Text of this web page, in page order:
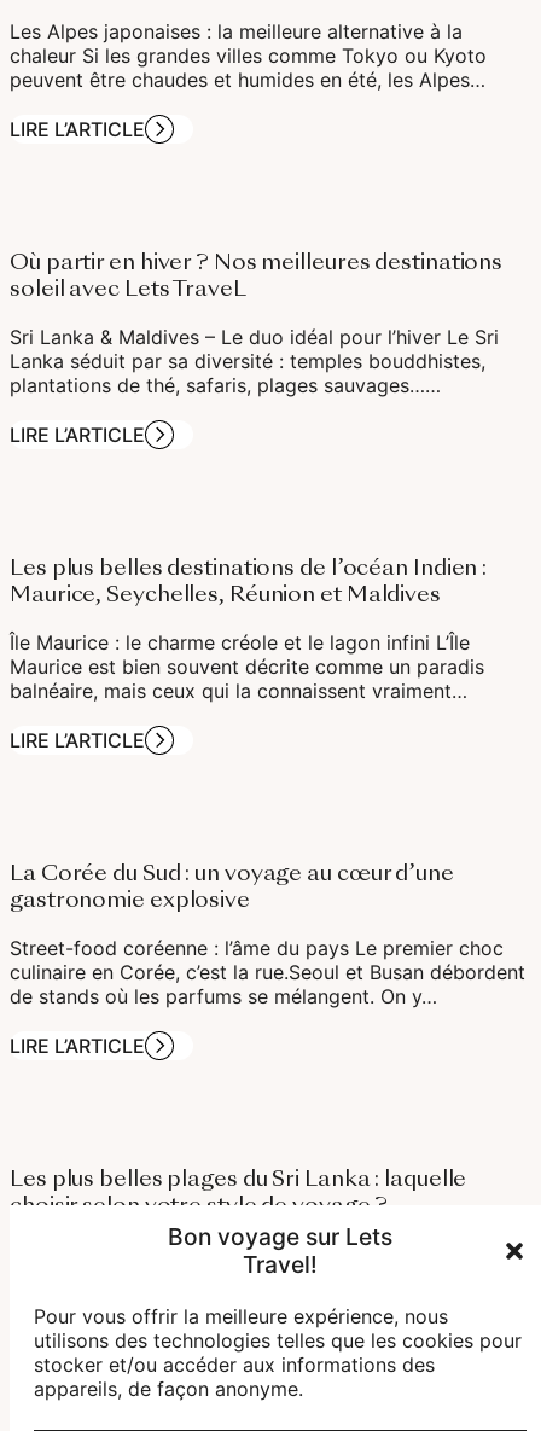
Bon voyage sur Lets
Travel!
Pour vous offrir la meilleure expérience, nous
utilisons des technologies telles que les cookies pour
stocker et/ou accéder aux informations des
appareils, de façon anonyme.
Les Alpes japonaises : la meilleure alternative à la
chaleur Si les grandes villes comme Tokyo ou Kyoto
peuvent être chaudes et humides en été, les Alpes…
LIRE L’ARTICLE
Où partir en hiver ? Nos meilleures destinations
soleil avec Lets TraveL
Sri Lanka & Maldives – Le duo idéal pour l’hiver Le Sri
Lanka séduit par sa diversité : temples bouddhistes,
plantations de thé, safaris, plages sauvages……
LIRE L’ARTICLE
Les plus belles destinations de l’océan Indien :
Maurice, Seychelles, Réunion et Maldives
Île Maurice : le charme créole et le lagon infini L’Île
Maurice est bien souvent décrite comme un paradis
balnéaire, mais ceux qui la connaissent vraiment…
LIRE L’ARTICLE
La Corée du Sud : un voyage au cœur d’une
gastronomie explosive
Street-food coréenne : l’âme du pays Le premier choc
culinaire en Corée, c’est la rue.Seoul et Busan débordent
de stands où les parfums se mélangent. On y…
LIRE L’ARTICLE
Les plus belles plages du Sri Lanka : laquelle
choisir selon votre style de voyage ?
Ahangama & Hiriketiya : les plages branchées et jeunes
Ahangama et Hiriketiya sont les deux hotspots les plus
LIRE L’ARTICLE